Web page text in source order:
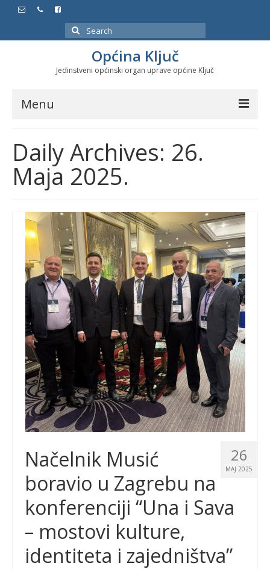
Search
for:
Općina Ključ
Jedinstveni općinski organ uprave općine Ključ
Menu
Službeni glasnici
Javne nabavke
Značajni datumi i manifestacije
Program energetske efikasnosti u stambenom
sektoru
Daily Archives: 26.
Maja 2025.
26
MAJ 2025
Načelnik Musić
boravio u Zagrebu na
konferenciji “Una i Sava
– mostovi kulture,
identiteta i zajedništva”